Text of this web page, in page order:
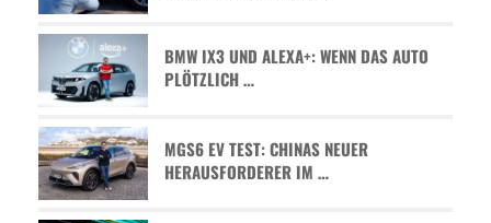
BMW IX3 UND ALEXA+: WENN DAS AUTO
PLÖTZLICH …
MGS6 EV TEST: CHINAS NEUER
HERAUSFORDERER IM …